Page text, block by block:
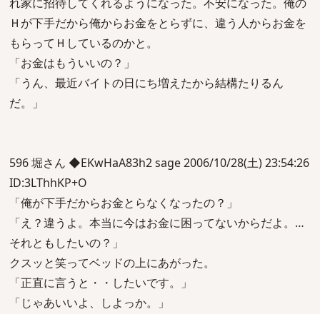
Ｈが下手だから俺からお金をとらずに、違う人からお金を
もらってＨしているのかと。
「お金はもういいの？」
「うん、最近バイトの日にち増えたから結構たりるん
だ。」
596 堀さん ◆EKwHaA83h2 sage 2006/10/28(土) 23:54:26
ID:3LThhKP+O
「俺が下手だからお金とらなくなったの？」
「え？違うよ。本当に今はお金に困ってないからだよ。…
それともしたいの？」
クスッと笑ってベッドの上にあがった。
「正直に言うと・・したいです。」
「じゃあいいよ、しよっか。」